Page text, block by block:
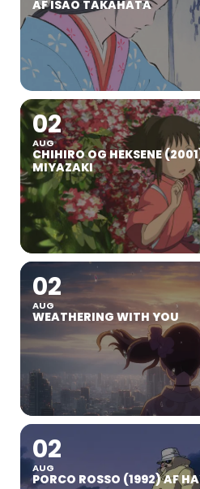
AF ISAO TAKAHATA
02
AUG
CHIHIRO OG HEKSENE
MIYAZAKI
02
AUG
WEATHERING WITH YOU
02
AUG
PORCO ROSSO (1992) AF